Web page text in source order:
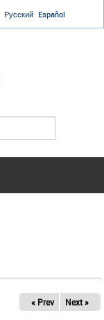
Русский Español
« Prev Next »